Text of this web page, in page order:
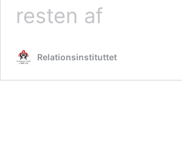
resten afRBL
Relationsinstituttet